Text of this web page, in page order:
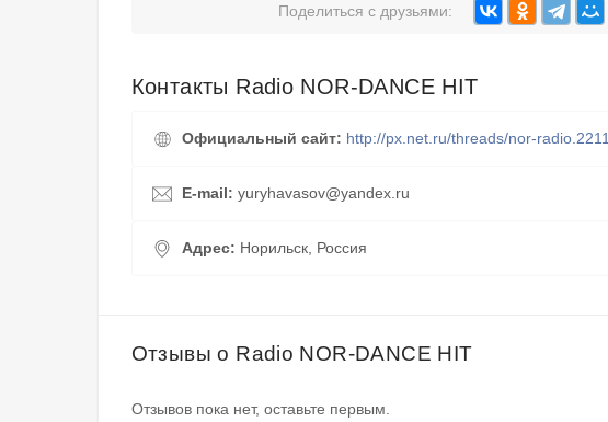
Поделиться с друзьями:
Контакты Radio NOR-DANCE HIT
Официальный сайт: http://px.net.ru/threads/nor-radio.2211
E-mail: yuryhavasov@yandex.ru
Адрес: Норильск, Россия
Отзывы о Radio NOR-DANCE HIT
Отзывов пока нет, оставьте первым.